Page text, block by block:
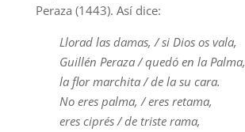
Peraza (1443). Así dice:
Llorad las damas, / si Dios os vala,
Guillén Peraza / quedó en la Palma,
la flor marchita / de la su cara.
No eres palma, / eres retama,
eres ciprés / de triste rama,